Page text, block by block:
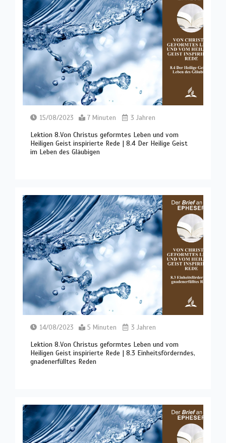
15/08/2023 7 Minuten 3 Jahren
Lektion 8.Von Christus geformtes Leben und vom
Heiligen Geist inspirierte Rede | 8.4 Der Heilige Geist
im Leben des Gläubigen
14/08/2023 5 Minuten 3 Jahren
Lektion 8.Von Christus geformtes Leben und vom
Heiligen Geist inspirierte Rede | 8.3 Einheitsförderndes,
gnadenerfülltes Reden